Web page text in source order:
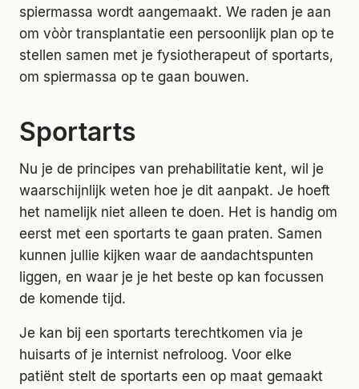
spiermassa wordt aangemaakt. We raden je aan
om vòòr transplantatie een persoonlijk plan op te
stellen samen met je fysiotherapeut of sportarts,
om spiermassa op te gaan bouwen.
Sportarts
Nu je de principes van prehabilitatie kent, wil je
waarschijnlijk weten hoe je dit aanpakt. Je hoeft
het namelijk niet alleen te doen. Het is handig om
eerst met een sportarts te gaan praten. Samen
kunnen jullie kijken waar de aandachtspunten
liggen, en waar je je het beste op kan focussen
de komende tijd.
Je kan bij een sportarts terechtkomen via je
huisarts of je internist nefroloog. Voor elke
patiënt stelt de sportarts een op maat gemaakt